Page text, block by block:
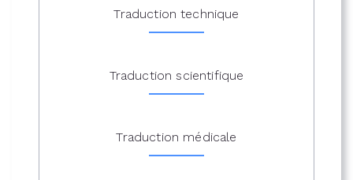
Traduction technique
Traduction scientifique
Traduction médicale